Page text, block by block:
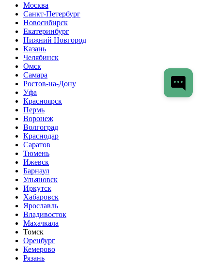
Москва
Санкт-Петербург
Новосибирск
Екатеринбург
Нижний Новгород
Казань
Челябинск
Омск
Самара
Ростов-на-Дону
Уфа
Красноярск
Пермь
Воронеж
Волгоград
Краснодар
Саратов
Тюмень
Ижевск
Барнаул
Ульяновск
Иркутск
Хабаровск
Ярославль
Владивосток
Махачкала
Томск
Оренбург
Кемерово
Рязань